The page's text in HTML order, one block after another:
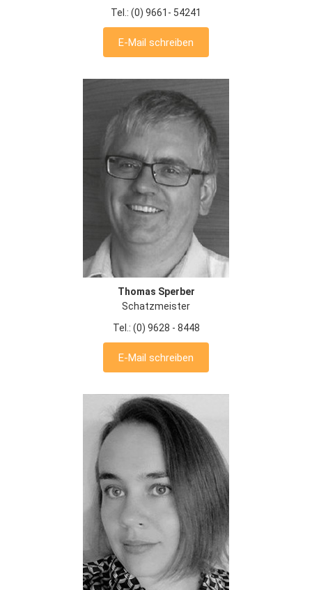
Tel.: (0) 9661- 54241
E-Mail schreiben
Thomas Sperber
Schatzmeister
Tel.: (0) 9628 - 8448
E-Mail schreiben